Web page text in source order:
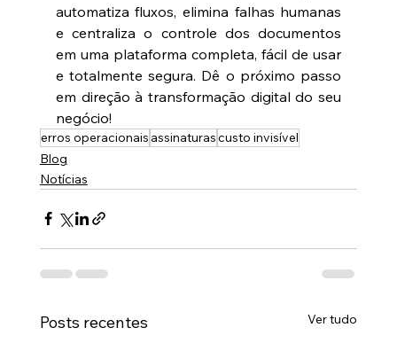
automatiza fluxos, elimina falhas humanas
e centraliza o controle dos documentos
em uma plataforma completa, fácil de usar
e totalmente segura. Dê o próximo passo
em direção à transformação digital do seu
negócio!
erros operacionais assinaturascusto invisível
Blog
Notícias
Posts recentes Ver tudo